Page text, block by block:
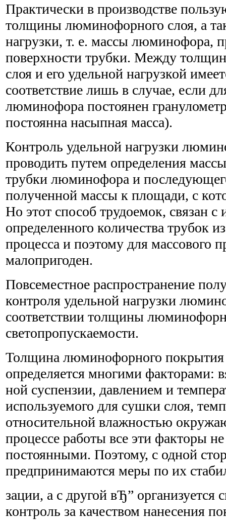
Практически в производстве
толщины люминофорного слоя, а
нагрузки, т. е. массы люминофора,
поверхности трубки. Между
слоя и его удельной нагрузкой
соответствие лишь в случае, если
люминофора постоянен
постоянна насыпная масса).
Контроль удельной нагрузки
проводить путем определения
трубки люминофора и
полученной массы к площади, с
Но этот способ трудоемок, связан с
определенного количества трубок
процесса и поэтому для массового
малопригоден.
Повсеместное распространение
контроля удельной нагрузки
соответствии толщины
светопропускаемости.
Толщина люминофорного покрытия
определяется многими факторами:
ной суспензии, давлением и
используемого для сушки слоя,
относительной влажностью
процессе работы все эти факторы
постоянными. Поэтому, с одной
предпринимаются меры по их
зации, а с другой вЂ” организуется
контроль за качеством нанесения